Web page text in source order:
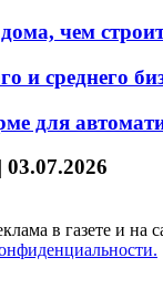
чем
и среднего
для
| 03.07.2026
в газете и на